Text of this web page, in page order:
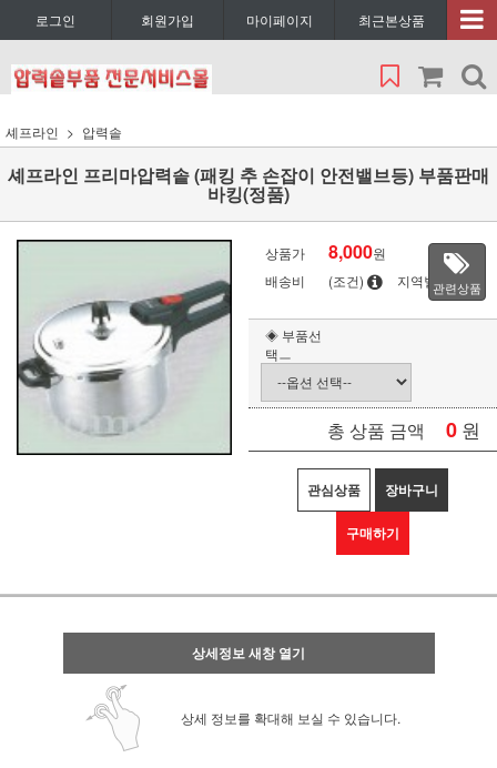
로그인 회원가입 마이페이지 최근본상품
셰프라인 압력솥
셰프라인 프리마압력솥 (패킹 추 손잡이 안전밸브등) 부품판매
바킹(정품)
상품가 8,000원
배송비
(조건) 지역별관련상품
◈ 부품선
택ㅡ
총 상품 금액 0 원
관심상품 장바구니
구매하기
상세정보 새창 열기
상세 정보를 확대해 보실 수 있습니다.